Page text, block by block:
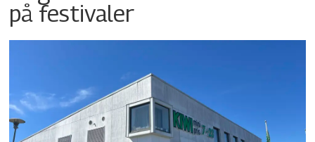
på festivaler